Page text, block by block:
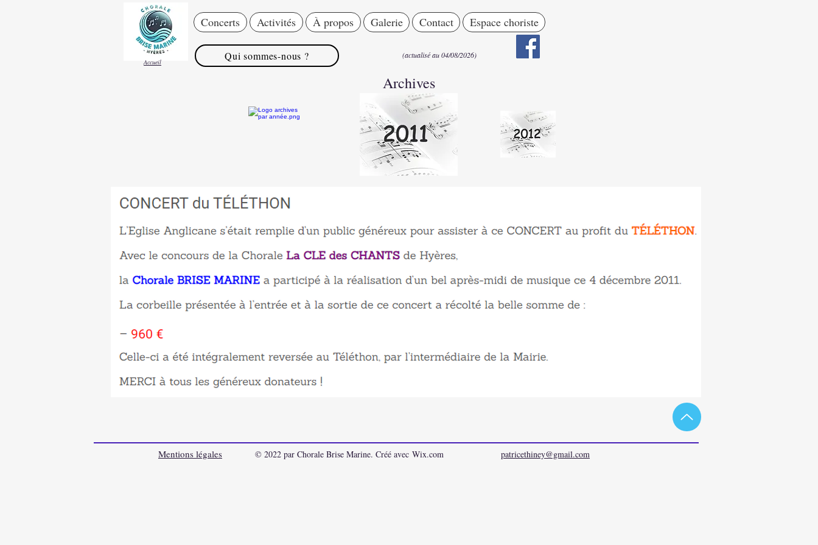
Concerts Activités À propos Galerie Contact Espace choriste
Accueil Qui sommes-nous ? (actualisé au 04/08/2026)
Archives
Mentions légales © 2022 par Chorale Brise Marine. Créé avec Wix.com patricethiney@gmail.com